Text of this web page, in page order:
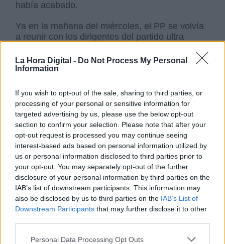
La Hora Digital - Do Not Process My Personal
Information
If you wish to opt-out of the sale, sharing to third parties, or
processing of your personal or sensitive information for
targeted advertising by us, please use the below opt-out
section to confirm your selection. Please note that after your
opt-out request is processed you may continue seeing
interest-based ads based on personal information utilized by
us or personal information disclosed to third parties prior to
your opt-out. You may separately opt-out of the further
disclosure of your personal information by third parties on the
IAB’s list of downstream participants. This information may
also be disclosed by us to third parties on the IAB’s List of
Downstream Participants that may further disclose it to other
Personal Data Processing Opt Outs
había acabado.
Ya en la mañana del miércoles, el PP se volvía
a reunir con los dirigentes del partido ultra
documento con 40 medidas con el que trabajar.
En dicho documento, que
confirma el claro
Partido Popular
, se incluían propuestas menos
radicales que las propuestas de Vox y algunas
otras más "suavizadas". Finalmente, los
negociadores de ambas formaciones hicieron
públicos los 37 puntos en los que se pusieron
de acuerdo para que los doce diputados de Vox
voten a favor de la investidura de Juanma
Moreno.
Entre los puntos acordados destacan algunos
que i
ncluyen medidas con un alto
componente ideológico como en educación
donde abogarán por la libre elección de los
padres del centro escolar eliminando las
zonas educativas y potenciando la